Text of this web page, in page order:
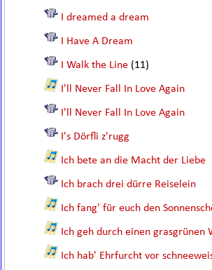
I dreamed a dream
I Have A Dream
I Walk the Line (11)
I'll Never Fall In Love Again
I'll Never Fall In Love Again
I's Dörfli z'rugg
Ich bete an die Macht der Liebe
Ich brach drei dürre Reiselein
Ich fang' für euch den
Ich geh durch einen grasgrünen
Ich hab' Ehrfurcht vor